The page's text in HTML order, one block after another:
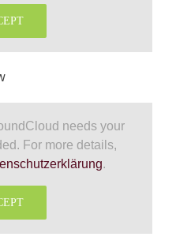
needs your
For more details,
.